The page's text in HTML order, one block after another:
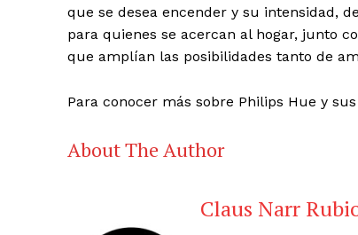
que se desea encender y su intensidad,
para quienes se acercan al hogar, junto
que amplían las posibilidades tanto de
Para conocer más sobre Philips Hue y
About The Author
Claus Narr